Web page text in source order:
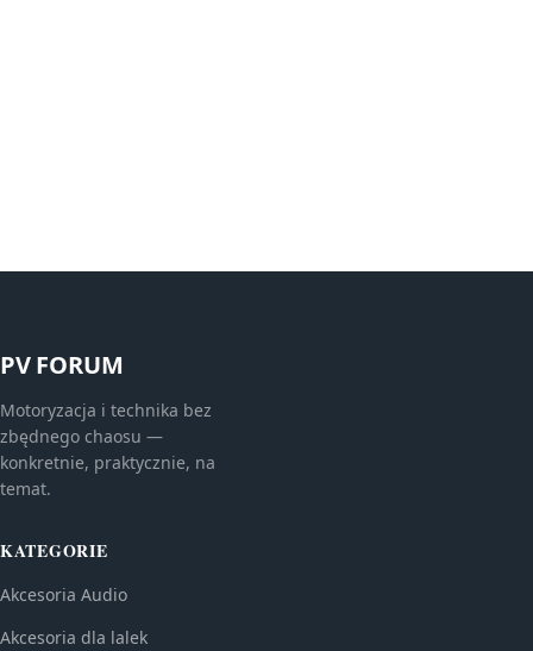
PV FORUM
Motoryzacja i technika bez
zbędnego chaosu —
konkretnie, praktycznie, na
temat.
KATEGORIE
Akcesoria Audio
Akcesoria dla lalek